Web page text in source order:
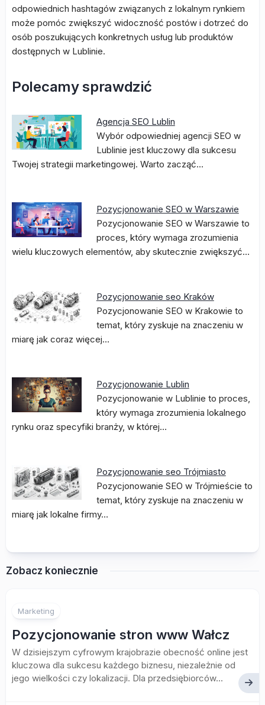
odpowiednich hashtagów związanych z lokalnym rynkiem
może pomóc zwiększyć widoczność postów i dotrzeć do
osób poszukujących konkretnych usług lub produktów
dostępnych w Lublinie.
Polecamy sprawdzić
Agencja SEO Lublin
Wybór odpowiedniej agencji SEO w
Lublinie jest kluczowy dla sukcesu
Twojej strategii marketingowej. Warto zacząć…
Pozycjonowanie SEO w Warszawie
Pozycjonowanie SEO w Warszawie to
proces, który wymaga zrozumienia
wielu kluczowych elementów, aby skutecznie zwiększyć…
Pozycjonowanie seo Kraków
Pozycjonowanie SEO w Krakowie to
temat, który zyskuje na znaczeniu w
miarę jak coraz więcej…
Pozycjonowanie Lublin
Pozycjonowanie w Lublinie to proces,
który wymaga zrozumienia lokalnego
rynku oraz specyfiki branży, w której…
Pozycjonowanie seo Trójmiasto
Pozycjonowanie SEO w Trójmieście to
temat, który zyskuje na znaczeniu w
miarę jak lokalne firmy…
Zobacz koniecznie
Marketing
Pozycjonowanie stron www Wałcz
W dzisiejszym cyfrowym krajobrazie obecność online jest
kluczowa dla sukcesu każdego biznesu, niezależnie od
jego wielkości czy lokalizacji. Dla przedsiębiorców...